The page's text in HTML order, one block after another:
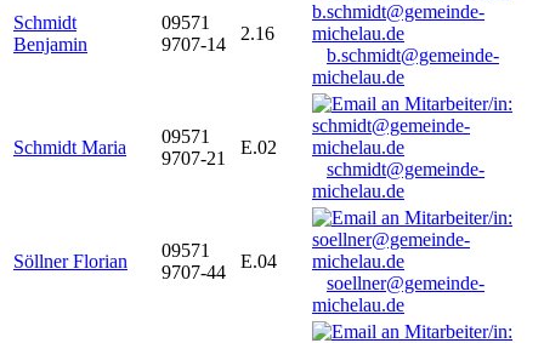
Schmidt
Benjamin
09571
9707-14
2.16
b.schmidt@gemeinde-
michelau.de
Schmidt Maria
09571
9707-21
E.02
schmidt@gemeinde-
michelau.de
Söllner Florian
09571
9707-44
E.04
soellner@gemeinde-
michelau.de